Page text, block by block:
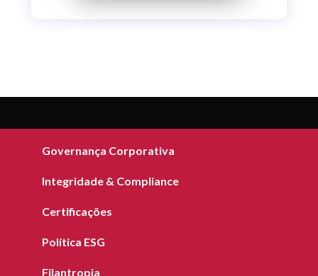
Governança Corporativa
Integridade & Compliance
Certificações
Política ESG
Filantropia